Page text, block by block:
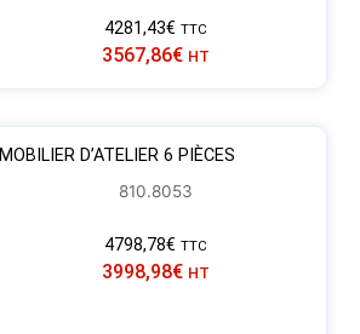
4281,43€ TTC
3567,86€ HT
MOBILIER D’ATELIER 6 PIÈCES
810.8053
4798,78€ TTC
3998,98€ HT